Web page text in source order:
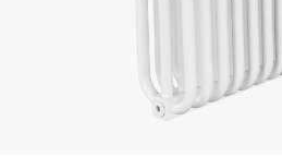
Пн-Пт, 9:00—18:00